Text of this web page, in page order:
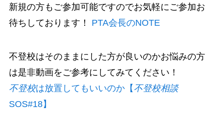
新規の方もご参加可能ですのでお気軽にご参加お
待ちしております！ PTA会長のNOTE
不登校はそのままにした方が良いのかお悩みの方
は是非動画をご参考にしてみてください！
不登校は放置してもいいのか【 不登校相談
SOS#18】